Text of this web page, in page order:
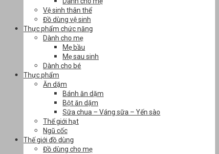
Vệ sinh thân thể
Đồ dùng vệ sinh
Thực phẩm chức năng
Dành cho mẹ
Mẹ bầu
Mẹ sau sinh
Dành cho bé
Thực phẩm
Ăn dặm
Bánh ăn dặm
Bột ăn dặm
Sữa chua – Váng sữa – Yến sào
Thế giới hạt
Ngũ cốc
Thế giới đồ dùng
Đồ dùng cho mẹ